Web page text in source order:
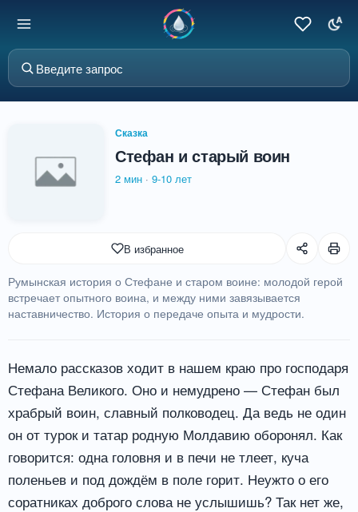
Сказка
Стефан и старый воин
2 мин · 9-10 лет
Румынская история о Стефане и старом воине: молодой герой
встречает опытного воина, и между ними завязывается
наставничество. История о передаче опыта и мудрости.
В избранное
Немало рассказов ходит в нашем краю про господаря
Стефана Великого. Оно и немудрено — Стефан был
храбрый воин, славный полководец. Да ведь не один
он от турок и татар родную Молдавию оборонял. Как
говорится: одна головня и в печи не тлеет, куча
поленьев и под дождём в поле горит. Неужто о его
соратниках доброго слова не услышишь? Так нет же,